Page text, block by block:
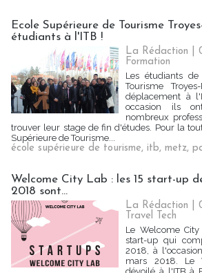
Ecole Supérieure de Tourisme
étudiants à l'ITB !
La Rédaction |
Formation
Les étudiants
Tourisme
déplacement à
occasion ils
nombreux
trouver leur stage de fin d'études. Pour la
Supérieure de Tourisme...
école supérieure de tourisme, itb, metz,
Welcome City Lab : les 15 start-up
2018 sont...
La Rédaction |
Travel Tech
Le Welcome
start-up qui
2018, à
mars 2018. Le